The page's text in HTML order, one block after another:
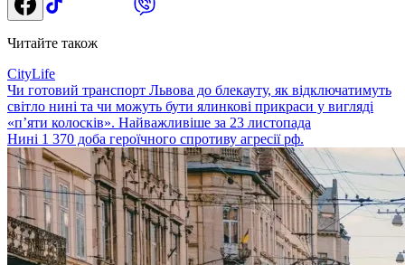
Читайте також
CityLife
Чи готовий транспорт Львова до блекауту, як відключатимуть
світло нині та чи можуть бути ялинкові прикраси у вигляді
«п’яти колосків». Найважливіше за 23 листопада
Нині 1 370 доба героїчного спротиву агресії рф.